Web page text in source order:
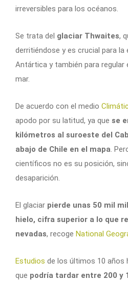
irreversibles para los océanos.
Se trata del glaciar Thwaites,
derritiéndose y es crucial para la
Antártica y también para regular
mar.
De acuerdo con el medio
apodo por su latitud, ya que se
kilómetros al suroeste del
abajo de Chile en el mapa.
científicos no es su posición,
desaparición.
El glaciar pierde unas 50 mil
hielo, cifra superior a lo que
nevadas, recoge National
Estudios de los últimos 10 años
que podría tardar entre 200 y